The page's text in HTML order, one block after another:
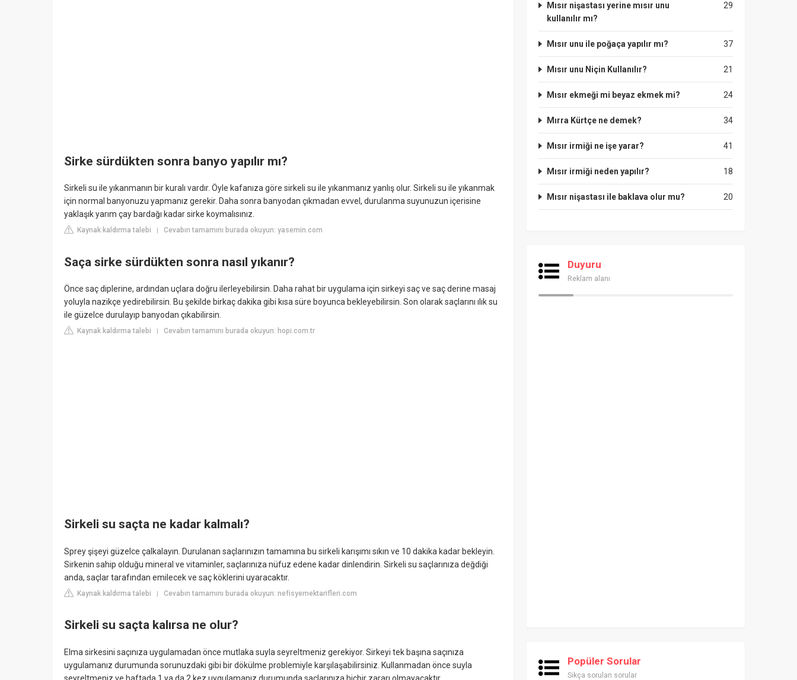
Sirke sürdükten sonra banyo yapılır mı?
Sirkeli su ile yıkanmanın bir kuralı vardır. Öyle kafanıza göre sirkeli su ile yıkanmanız yanlış olur. Sirkeli su ile yıkanmak
için normal banyonuzu yapmanız gerekir. Daha sonra banyodan çıkmadan evvel, durulanma suyunuzun içerisine
yaklaşık yarım çay bardağı kadar sirke koymalısınız.
Kaynak kaldırma talebi Cevabın tamamını burada okuyun: yasemin.com
Saça sirke sürdükten sonra nasıl yıkanır?
Önce saç diplerine, ardından uçlara doğru ilerleyebilirsin. Daha rahat bir uygulama için sirkeyi saç ve saç derine masaj
yoluyla nazikçe yedirebilirsin. Bu şekilde birkaç dakika gibi kısa süre boyunca bekleyebilirsin. Son olarak saçlarını ılık su
ile güzelce durulayıp banyodan çıkabilirsin.
Kaynak kaldırma talebi Cevabın tamamını burada okuyun: hopi.com.tr
Sirkeli su saçta ne kadar kalmalı?
Sprey şişeyi güzelce çalkalayın. Durulanan saçlarınızın tamamına bu sirkeli karışımı sıkın ve 10 dakika kadar bekleyin.
Sirkenin sahip olduğu mineral ve vitaminler, saçlarınıza nüfuz edene kadar dinlendirin. Sirkeli su saçlarınıza değdiği
anda, saçlar tarafından emilecek ve saç köklerini uyaracaktır.
Kaynak kaldırma talebi | Cevabın tamamını burada okuyun: nefisyemektarifleri.com
Sirkeli su saçta kalırsa ne olur?
Elma sirkesini saçınıza uygulamadan önce mutlaka suyla seyreltmeniz gerekiyor. Sirkeyi tek başına saçınıza
uygulamanız durumunda sorunuzdaki gibi bir dökülme problemiyle karşılaşabilirsiniz. Kullanmadan önce suyla
seyreltmeniz ve haftada 1 ya da 2 kez uygulamanız durumunda saçlarınıza hiçbir zararı olmayacaktır.
29
Mısır nişastası yerine mısır unu
kullanılır mı?
37
Mısır unu ile poğaça yapılır mı?
21
Mısır unu Niçin Kullanılır?
24
Mısır ekmeği mi beyaz ekmek mi?
34
Mırra Kürtçe ne demek?
41
Mısır irmiği ne işe yarar?
18
Mısır irmiği neden yapılır?
20
Mısır nişastası ile baklava olur mu?
Duyuru
Reklam alanı
Popüler Sorular
Sıkça sorulan sorular